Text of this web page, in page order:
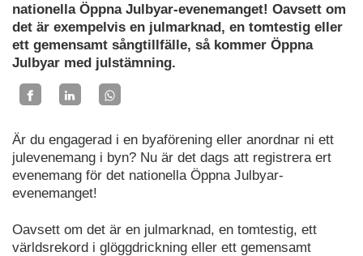
nationella Öppna Julbyar-evenemanget! Oavsett om
det är exempelvis en julmarknad, en tomtestig eller
ett gemensamt sångtillfälle, så kommer Öppna
Julbyar med julstämning.
Är du engagerad i en byaförening eller anordnar ni ett
julevenemang i byn? Nu är det dags att registrera ert
evenemang för det nationella Öppna Julbyar-
evenemanget!
Oavsett om det är en julmarknad, en tomtestig, ett
världsrekord i glöggdrickning eller ett gemensamt